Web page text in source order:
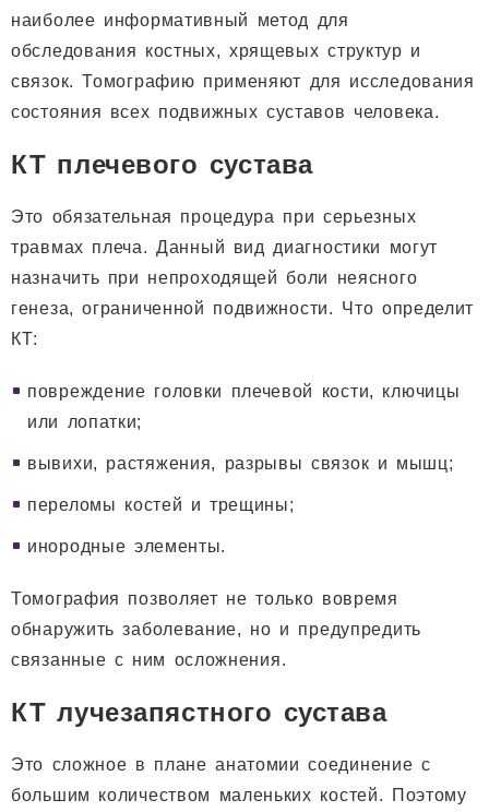
наиболее информативный метод для
обследования костных, хрящевых структур и
связок. Томографию применяют для исследования
состояния всех подвижных суставов человека.
КТ плечевого сустава
Это обязательная процедура при серьезных
травмах плеча. Данный вид диагностики могут
назначить при непроходящей боли неясного
генеза, ограниченной подвижности. Что определит
КТ:
повреждение головки плечевой кости, ключицы
или лопатки;
вывихи, растяжения, разрывы связок и мышц;
переломы костей и трещины;
инородные элементы.
Томография позволяет не только вовремя
обнаружить заболевание, но и предупредить
связанные с ним осложнения.
КТ лучезапястного сустава
Это сложное в плане анатомии соединение с
большим количеством маленьких костей. Поэтому